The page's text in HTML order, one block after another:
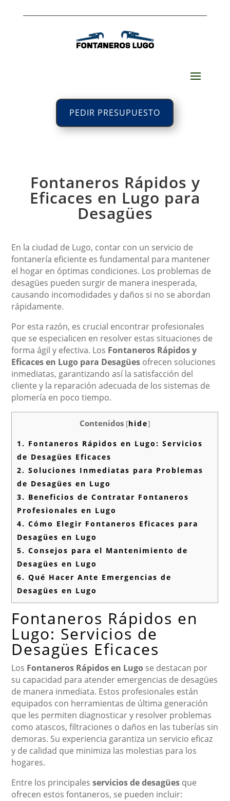
PEDIR PRESUPUESTO
Fontaneros Rápidos y
Eficaces en Lugo para
Desagües
En la ciudad de Lugo, contar con un servicio de
fontanería eficiente es fundamental para mantener
el hogar en óptimas condiciones. Los problemas de
desagües pueden surgir de manera inesperada,
causando incomodidades y daños si no se abordan
rápidamente.
Por esta razón, es crucial encontrar profesionales
que se especialicen en resolver estas situaciones de
forma ágil y efectiva. Los Fontaneros Rápidos y
Eficaces en Lugo para Desagües ofrecen soluciones
inmediatas, garantizando así la satisfacción del
cliente y la reparación adecuada de los sistemas de
plomería en poco tiempo.
Contenidos [hide]
1. Fontaneros Rápidos en Lugo: Servicios
de Desagües Eficaces
2. Soluciones Inmediatas para Problemas
de Desagües en Lugo
3. Beneficios de Contratar Fontaneros
Profesionales en Lugo
4. Cómo Elegir Fontaneros Eficaces para
Desagües en Lugo
5. Consejos para el Mantenimiento de
Desagües en Lugo
6. Qué Hacer Ante Emergencias de
Desagües en Lugo
Fontaneros Rápidos en
Lugo: Servicios de
Desagües Eficaces
Los Fontaneros Rápidos en Lugo se destacan por
su capacidad para atender emergencias de desagües
de manera inmediata. Estos profesionales están
equipados con herramientas de última generación
que les permiten diagnosticar y resolver problemas
como atascos, filtraciones o daños en las tuberías sin
demoras. Su experiencia garantiza un servicio eficaz
y de calidad que minimiza las molestias para los
hogares.
Entre los principalesservicios de desagües que
ofrecen estos fontaneros, se pueden incluir: